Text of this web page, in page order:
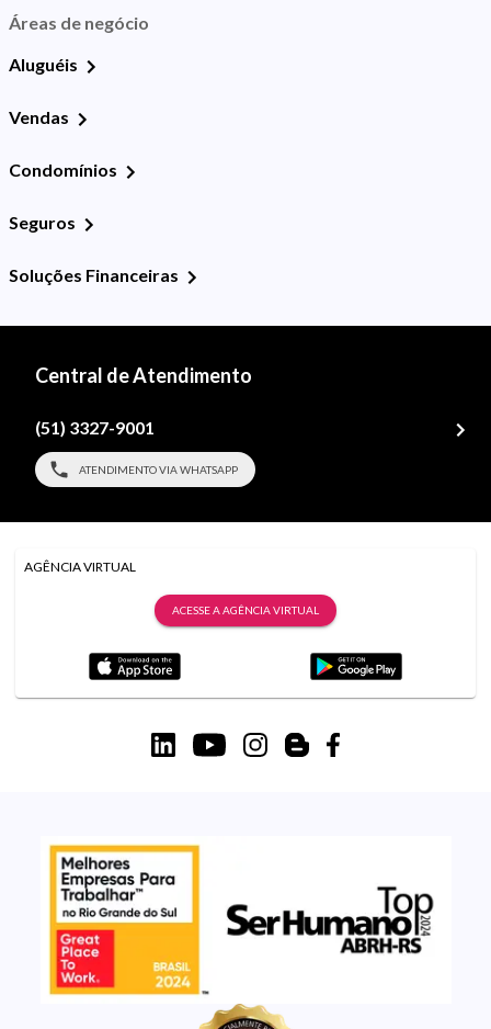
Áreas de negócio
Aluguéis
Vendas
Condomínios
Seguros
Soluções Financeiras
Central de Atendimento
(51) 3327-9001
ATENDIMENTO VIA WHATSAPP
AGÊNCIA VIRTUAL
ACESSE A AGÊNCIA VIRTUAL